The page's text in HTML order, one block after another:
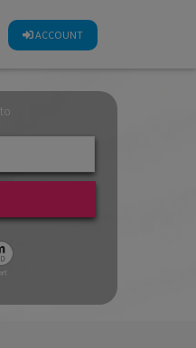
ACCOUNT
TUO INDENNIZZO